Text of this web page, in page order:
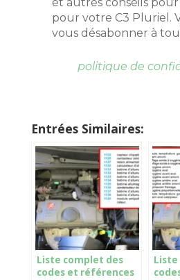
pour votre C3 Pluriel.
vous désabonner à
politique de
Entrées Similaires:
Liste complet des
codes et références